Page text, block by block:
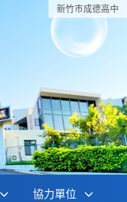
新竹巿成德高中
協力單位